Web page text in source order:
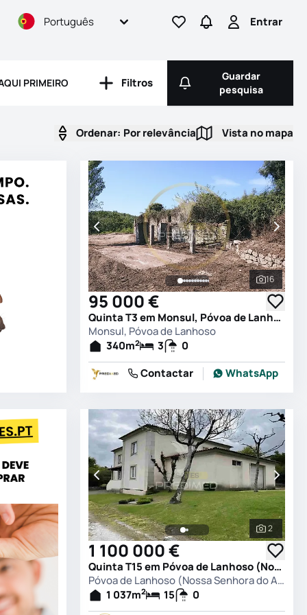
Português Ir para os favoritos
Ir para pesquisas
Entrar
Entrar
PRIMEIRO Filtros
Filtros Guardar
Guardar
pesquisa
Ordenar: Por relevância Vista no
Vista no mapa
Ver
16
95 000 €
Quinta T3 em Monsul, Póvoa de Lanhoso
Monsul, Póvoa de Lanhoso
340m2 3
0
Contactar
WhatsApp
Ver
2
1 100 000 €
Quinta T15 em Póvoa de Lanhoso (Nossa Senhora do Amparo), Póvoa de Lanhoso
Póvoa de Lanhoso (Nossa Senhora do Amparo), Póvoa de Lanhoso
1 037m2 15
0